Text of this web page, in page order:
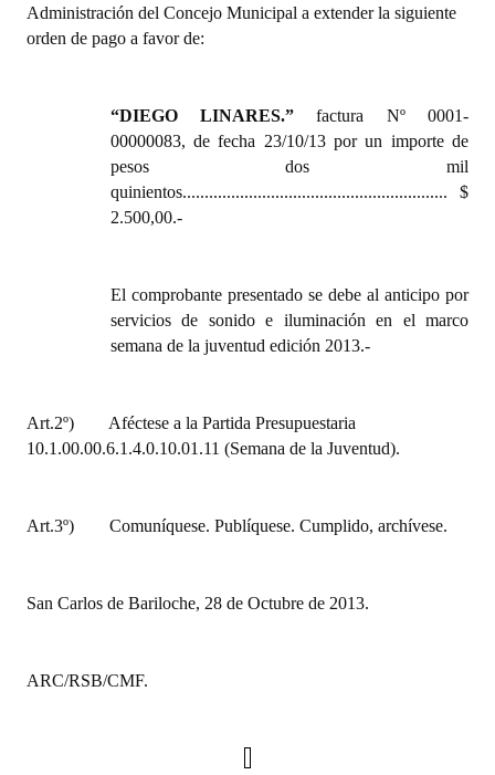
Antiguos Pobladores - Registro
Entrega de distinciones
REFORMA DE LA CARTA ORGÁNICA
Administración del Concejo Municipal a extender la siguiente
orden de pago a favor de:
“DIEGO LINARES.”factura Nº 0001-
00000083, de fecha 23/10/13porun importede
pesos dos mil
quinientos............................................................ $
2.500,00.-
El comprobante presentado se debe al anticipo por
servicios de sonido e iluminación en el marco
semana de la juventud edición 2013.-
Art.2º)
Aféctese a la Partida Presupuestaria
10.1.00.00.6.1.4.0.10.01.11 (Semana de la Juventud).
Art.3º) Comuníquese. Publíquese. Cumplido, archívese.
San Carlos de Bariloche, 28 de Octubre de 2013.
ARC/RSB/CMF.